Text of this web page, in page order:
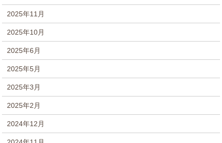
2025年11月
2025年10月
2025年6月
2025年5月
2025年3月
2025年2月
2024年12月